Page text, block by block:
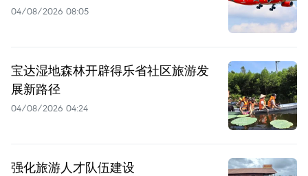
04/08/2026 08:05
宝达湿地森林开辟得乐省社区旅游发
展新路径
04/08/2026 04:24
强化旅游人才队伍建设